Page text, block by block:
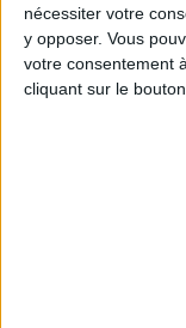
nécessiter votre
y opposer. Vous
votre consentement
cliquant sur le
LES MEILLEURS